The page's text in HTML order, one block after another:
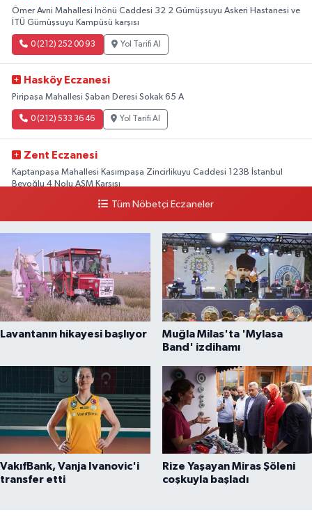
Ömer Avni Mahallesi İnönü Caddesi 32 2 Gümüşsuyu Askeri Hastanesi ve
İTÜ Gümüşsuyu Kampüsü karşısı
0 (212) 252 00 93 Yol Tarifi Al
Hasköy Eczanesi
Piripaşa Mahallesi Şaban Deresi Sokak 65 A
0 (212) 533 36 46 Yol Tarifi Al
Zent Eczanesi
Kaptanpaşa Mahallesi Kasımpaşa Zincirlikuyu Caddesi 123B İstanbul
Beyoğlu 4 Nolu ASM Karşısı
Yol Tarifi Al
Tüm Nöbetçi Eczaneler
Lavantanın hikayesi başlıyor
Muğla Milas'ta 'Mylasa
Band' izdihamı
VakıfBank, Vanja Ivanovic'i
transfer etti
Rize Yaşayan Miras Şöleni
coşkuyla başladı